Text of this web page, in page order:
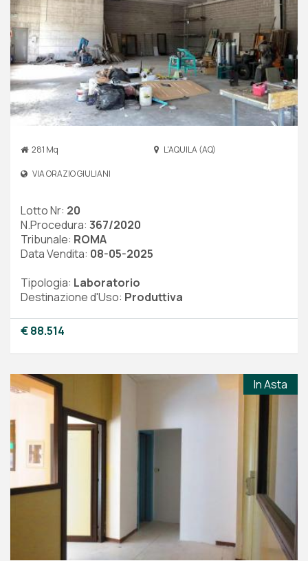
281 Mq L'AQUILA (AQ)
VIA ORAZIO GIULIANI
Lotto Nr: 20
N.Procedura: 367/2020
Tribunale: ROMA
Data Vendita: 08-05-2025
Tipologia: Laboratorio
Destinazione d'Uso: Produttiva
€ 88.514
In Asta